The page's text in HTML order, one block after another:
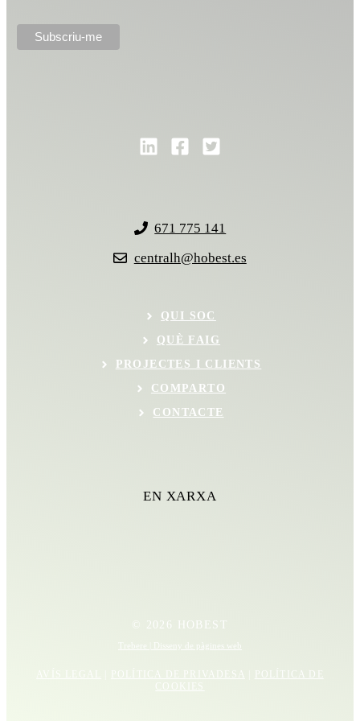
EN XARXA
671 775 141
centralh@hobest.es
QUI SOC
QUÈ FAIG
PROJECTES I CLIENTS
COMPARTO
CONTACTE
© 2026 HOBEST
Trebere | Disseny de pàgines web
AVÍS LEGAL POLÍTICA DE PRIVADESA
POLÍTICA DE
COOKIES